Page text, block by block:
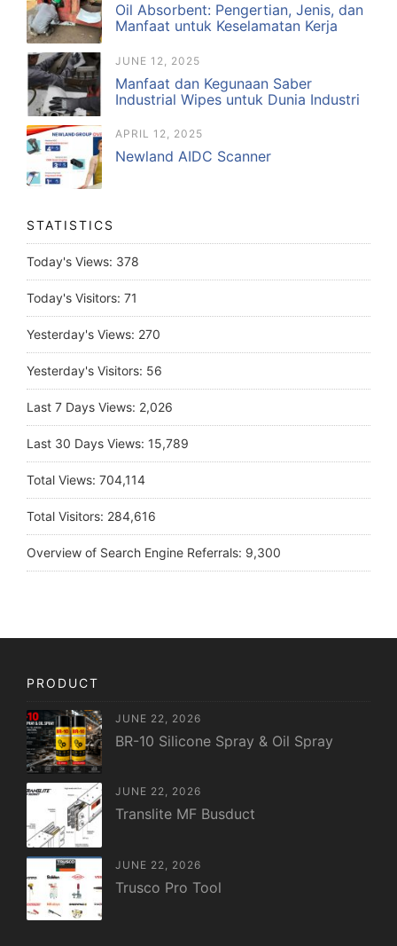
Oil Absorbent: Pengertian, Jenis, dan
Manfaat untuk Keselamatan Kerja
JUNE 12, 2025
Manfaat dan Kegunaan Saber
Industrial Wipes untuk Dunia Industri
APRIL 12, 2025
Newland AIDC Scanner
STATISTICS
Today's Views: 378
Today's Visitors: 71
Yesterday's Views: 270
Yesterday's Visitors: 56
Last 7 Days Views: 2,026
Last 30 Days Views: 15,789
Total Views: 704,114
Total Visitors: 284,616
Overview of Search Engine Referrals: 9,300
PRODUCT
JUNE 22, 2026
BR-10 Silicone Spray & Oil Spray
JUNE 22, 2026
Translite MF Busduct
JUNE 22, 2026
Trusco Pro Tool